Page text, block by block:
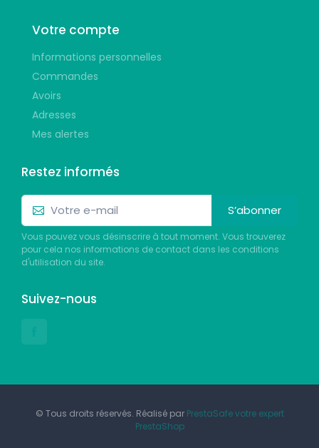
Votre compte
Informations personnelles
Commandes
Avoirs
Adresses
Mes alertes
Restez informés
S’abonner
Vous pouvez vous désinscrire à tout moment. Vous trouverez
pour cela nos informations de contact dans les conditions
d'utilisation du site.
Suivez-nous
© Tous droits réservés. Réalisé par PrestaSafe votre expert
PrestaShop